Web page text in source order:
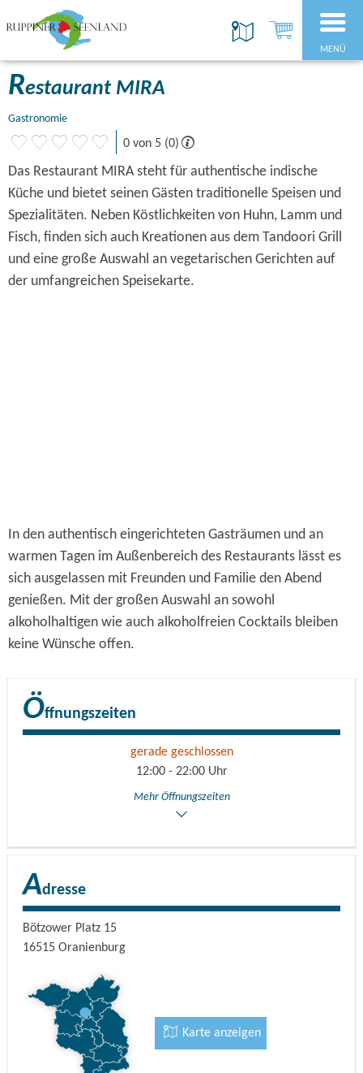
MENÜ
Restaurant MIRA
Gastronomie
0 von 5 (0)
Das Restaurant MIRA steht für authentische indische
Küche und bietet seinen Gästen traditionelle Speisen und
Spezialitäten. Neben Köstlichkeiten von Huhn, Lamm und
Fisch, finden sich auch Kreationen aus dem Tandoori Grill
und eine große Auswahl an vegetarischen Gerichten auf
der umfangreichen Speisekarte.
In den authentisch eingerichteten Gasträumen und an
warmen Tagen im Außenbereich des Restaurants lässt es
sich ausgelassen mit Freunden und Familie den Abend
genießen. Mit der großen Auswahl an sowohl
alkoholhaltigen wie auch alkoholfreien Cocktails bleiben
keine Wünsche offen.
Öffnungszeiten
gerade geschlossen
12:00 - 22:00 Uhr
Mehr Öffnungszeiten
Adresse
Bötzower Platz 15
16515 Oranienburg
Karte anzeigen